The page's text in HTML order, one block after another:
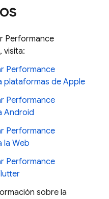
Performance
visita:
Performance
plataformas de Apple
Performance
Android
Performance
la Web
Performance
sobre la